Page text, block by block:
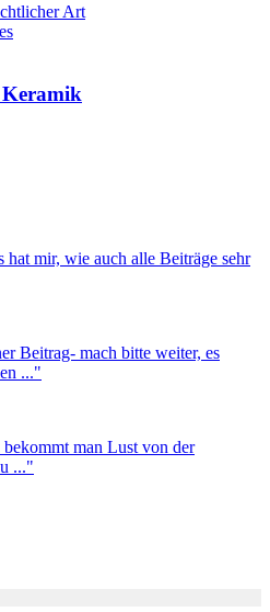
Art
hat mir, wie auch alle Beiträge sehr
Beitrag- mach bitte weiter, es
..."
man Lust von der
..."